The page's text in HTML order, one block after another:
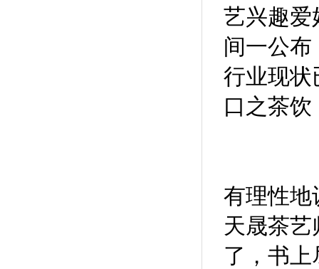
艺兴趣爱
间一公
行业现状
口之茶
有理性地
天晟茶
了，书